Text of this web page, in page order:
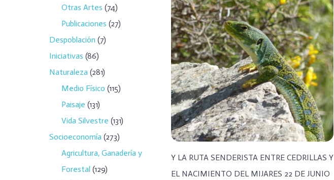
Otras Artes (74)
Publicaciones (27)
Despoblación (7)
Iniciativas (86)
Naturaleza (281)
Medio Físico (115)
Paisaje (131)
Vida Silvestre (131)
Socioeconomía (273)
Agricultura, Ganadería y
Forestal (129)
Y LA RUTA SENDERISTA ENTRE CEDRILLAS Y
EL NACIMIENTO DEL MIJARES 22 DE JUNIO